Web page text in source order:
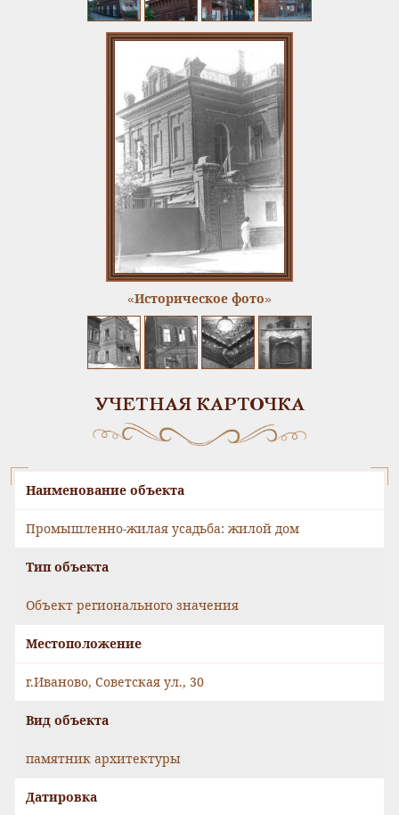
«Историческое фото»
УЧЕТНАЯ КАРТОЧКА
Наименование объекта
Промышленно-жилая усадьба: жилой дом
Тип объекта
Объект регионального значения
Местоположение
г.Иваново, Советская ул., 30
Вид объекта
памятник архитектуры
Датировка